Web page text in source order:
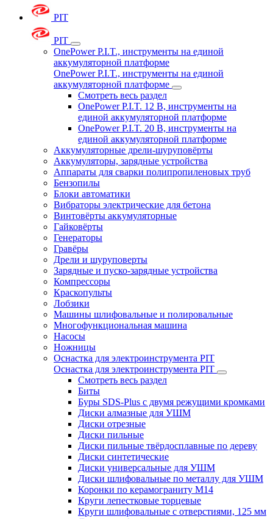
PIT
PIT
OnePower P.I.T., инструменты на единой
аккумуляторной платформе
OnePower P.I.T., инструменты на единой
аккумуляторной платформе
Смотреть весь раздел
OnePower P.I.T. 12 В, инструменты на
единой аккумуляторной платформе
OnePower P.I.T. 20 В, инструменты на
единой аккумуляторной платформе
Аккумуляторные дрели-шуруповёрты
Аккумуляторы, зарядные устройства
Аппараты для сварки полипропиленовых труб
Бензопилы
Блоки автоматики
Вибраторы электрические для бетона
Винтовёрты аккумуляторные
Гайковёрты
Генераторы
Гравёры
Дрели и шуруповерты
Зарядные и пуско-зарядные устройства
Компрессоры
Краскопульты
Лобзики
Машины шлифовальные и полировальные
Многофункциональная машина
Насосы
Ножницы
Оснастка для электроинструмента PIT
Оснастка для электроинструмента PIT
Смотреть весь раздел
Биты
Буры SDS-Plus c двумя режущими кромками
Диски алмазные для УШМ
Диски отрезные
Диски пильные
Диски пильные твёрдосплавные по дереву
Диски синтетические
Диски универсальные для УШМ
Диски шлифовальные по металлу для УШМ
Коронки по керамограниту M14
Круги лепестковые торцевые
Круги шлифовальные с отверстиями, 125 мм